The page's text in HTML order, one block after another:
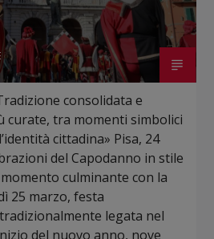
consolidata e
curate, tra momenti simbolici
cittadina» Pisa, 24
del Capodanno in stile
culminante con la
25 marzo, festa
legata nel
del nuovo anno, nove